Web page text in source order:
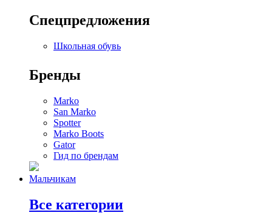
Спецпредложения
Школьная обувь
Бренды
Marko
San Marko
Spotter
Marko Boots
Gator
Гид по брендам
Мальчикам
Все категории